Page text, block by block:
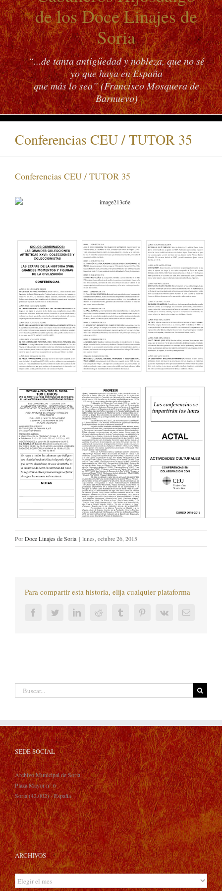
de los Doce Linajes de
Soria
“...de tanta antigüedad y nobleza, que no sé
yo que haya en España
que más lo sea” (Francisco Mosquera de
Barnuevo)
Conferencias CEU / TUTOR 35
Conferencias CEU / TUTOR 35
PorDoce Linajes de Soria | lunes, octubre 26, 2015
Para compartir esta historia, elija cualquier plataforma
FacebookTwitterLinkedInReddit Tumblr PinterestVk
Correo
Buscar:
SEDE SOCIAL
Archivo Municipal de Soria
Plaza Mayor n° 6
Soria (42.002) - España
ARCHIVOS
Archivos